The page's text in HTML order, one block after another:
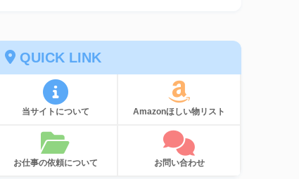
QUICK LINK
当サイトについて Amazonほしい物リスト
お仕事の依頼について お問い合わせ